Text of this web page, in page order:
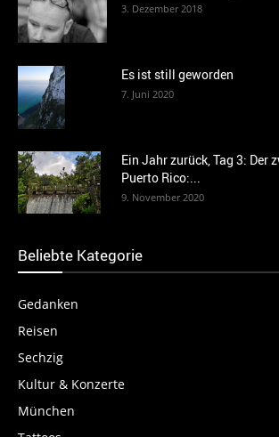
3. Dezember 2018
Es ist still geworden
7. Juni 2020
Ein Jahr zurück, Tag 3: Der
Puerto Rico:...
9. November 2020
Beliebte Kategorie
Gedanken
Reisen
Sechzig
Kultur & Konzerte
München